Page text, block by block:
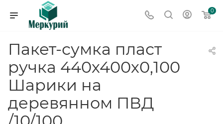
0
Пакет-сумка пласт
ручка 440х400х0,100
Шарики на
деревянном ПВД